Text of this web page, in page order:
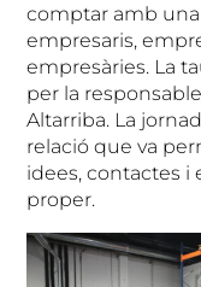
comptar amb
empresaris,
empresàries. La
per la
Altarriba. La
relació que va
idees, contactes
proper.